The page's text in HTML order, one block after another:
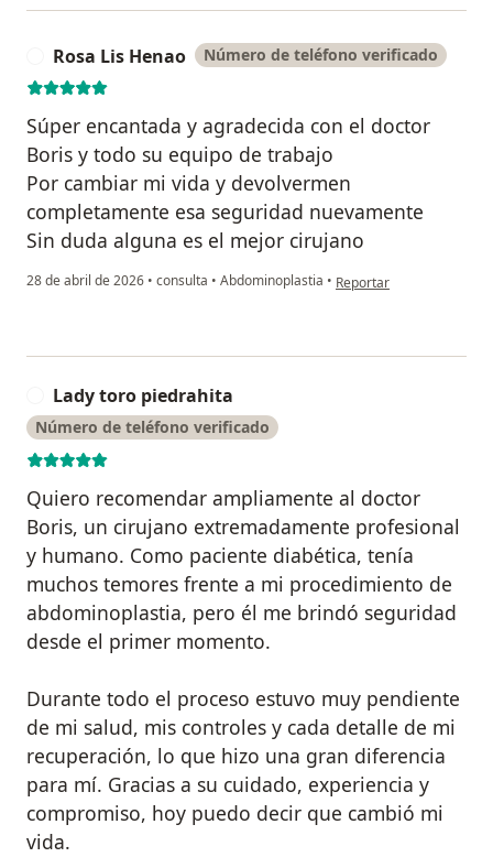
Rosa Lis Henao Número de teléfono verificado
Súper encantada y agradecida con el doctor
Boris y todo su equipo de trabajo
Por cambiar mi vida y devolvermen
completamente esa seguridad nuevamente
Sin duda alguna es el mejor cirujano
28 de abril de 2026 • consulta • Abdominoplastia • en opinión del usuario
Reportar
Lady toro piedrahita
Número de teléfono verificado
Quiero recomendar ampliamente al doctor
Boris, un cirujano extremadamente profesional
y humano. Como paciente diabética, tenía
muchos temores frente a mi procedimiento de
abdominoplastia, pero él me brindó seguridad
desde el primer momento.
Durante todo el proceso estuvo muy pendiente
de mi salud, mis controles y cada detalle de mi
recuperación, lo que hizo una gran diferencia
para mí. Gracias a su cuidado, experiencia y
compromiso, hoy puedo decir que cambió mi
vida.